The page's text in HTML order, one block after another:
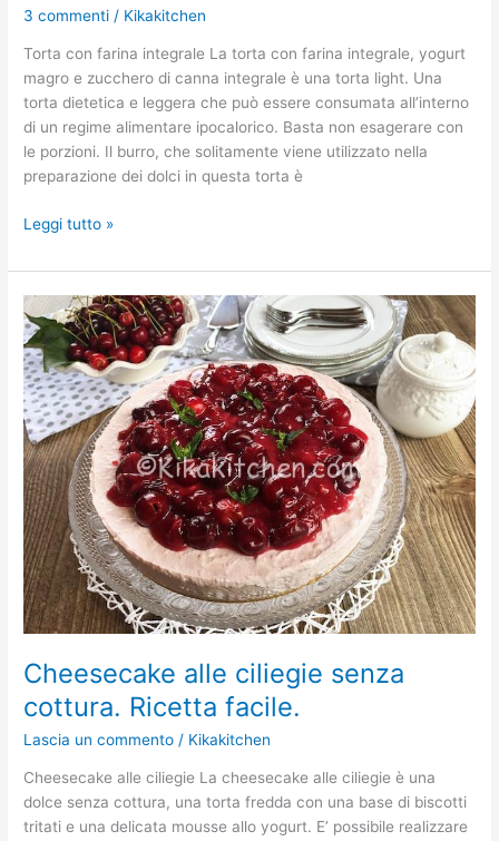
3 commenti / Kikakitchen
Torta con farina integrale La torta con farina integrale, yogurt
magro e zucchero di canna integrale è una torta light. Una
torta dietetica e leggera che può essere consumata all’interno
di un regime alimentare ipocalorico. Basta non esagerare con
le porzioni. Il burro, che solitamente viene utilizzato nella
preparazione dei dolci in questa torta è
Leggi tutto »
Cheesecake alle ciliegie senza
cottura. Ricetta facile.
Lascia un commento / Kikakitchen
Cheesecake alle ciliegie La cheesecake alle ciliegie è una
dolce senza cottura, una torta fredda con una base di biscotti
tritati e una delicata mousse allo yogurt. E’ possibile realizzare
Cheesecake
alle
ciliegie
senza
cottura.
Ricetta
facile.